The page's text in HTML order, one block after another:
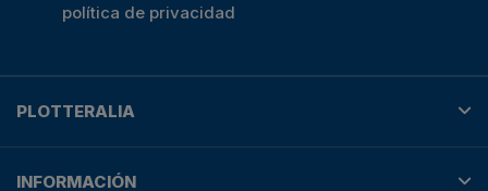
política de privacidad
PLOTTERALIA
INFORMACIÓN